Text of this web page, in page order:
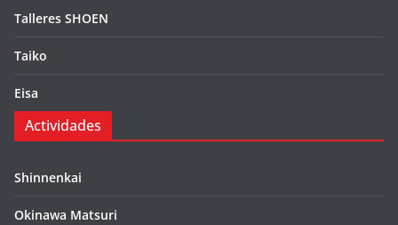
Talleres SHOEN
Taiko
Eisa
Actividades
Shinnenkai
Okinawa Matsuri